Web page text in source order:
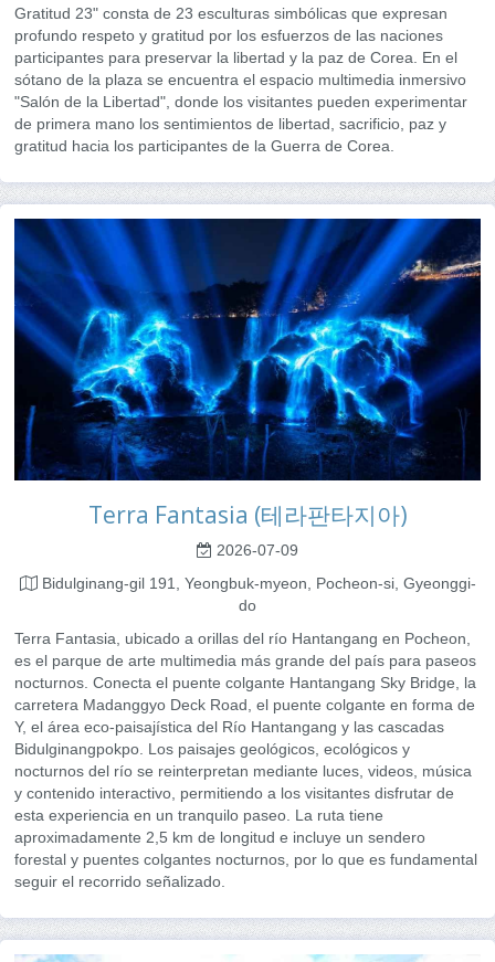
Gratitud 23" consta de 23 esculturas simbólicas que expresan
profundo respeto y gratitud por los esfuerzos de las naciones
participantes para preservar la libertad y la paz de Corea. En el
sótano de la plaza se encuentra el espacio multimedia inmersivo
"Salón de la Libertad", donde los visitantes pueden experimentar
de primera mano los sentimientos de libertad, sacrificio, paz y
gratitud hacia los participantes de la Guerra de Corea.
Terra Fantasia (테라판타지아)
2026-07-09
Bidulginang-gil 191, Yeongbuk-myeon, Pocheon-si, Gyeonggi-
do
Terra Fantasia, ubicado a orillas del río Hantangang en Pocheon,
es el parque de arte multimedia más grande del país para paseos
nocturnos. Conecta el puente colgante Hantangang Sky Bridge, la
carretera Madanggyo Deck Road, el puente colgante en forma de
Y, el área eco-paisajística del Río Hantangang y las cascadas
Bidulginangpokpo. Los paisajes geológicos, ecológicos y
nocturnos del río se reinterpretan mediante luces, videos, música
y contenido interactivo, permitiendo a los visitantes disfrutar de
esta experiencia en un tranquilo paseo. La ruta tiene
aproximadamente 2,5 km de longitud e incluye un sendero
forestal y puentes colgantes nocturnos, por lo que es fundamental
seguir el recorrido señalizado.